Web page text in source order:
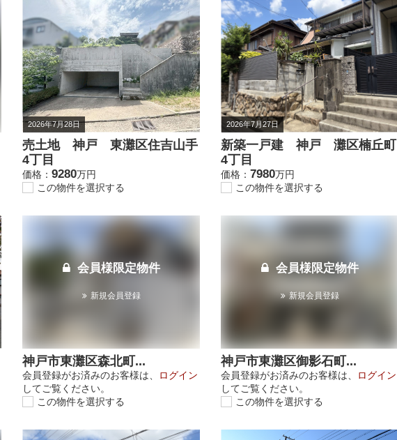
2026年7月28日
売土地 神戸 東灘区住吉山手
4丁目
価格： 9280万円
この物件を選択する
2026年7月27日
新築一戸建 神戸 灘区楠丘町
4丁目
価格： 7980万円
この物件を選択する
会員様限定物件
新規会員登録
神戸市東灘区森北町...
会員登録がお済みのお客様は、
ログイン
してご覧ください。
この物件を選択する
会員様限定物件
新規会員登録
神戸市東灘区御影石町...
会員登録がお済みのお客様は、
ログイン
してご覧ください。
この物件を選択する